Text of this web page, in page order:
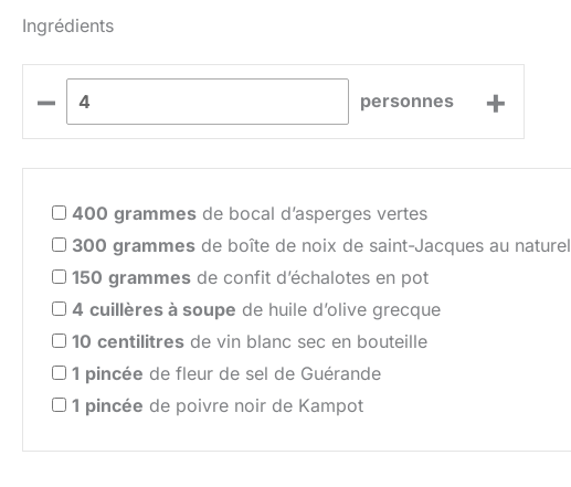
Ingrédients
– personnes +
400 grammes de bocal d’asperges vertes
300 grammes de boîte de noix de saint-Jacques au naturel
150 grammes de confit d’échalotes en pot
4 cuillères à soupe de huile d’olive grecque
10 centilitres de vin blanc sec en bouteille
1 pincée de fleur de sel de Guérande
1 pincée de poivre noir de Kampot